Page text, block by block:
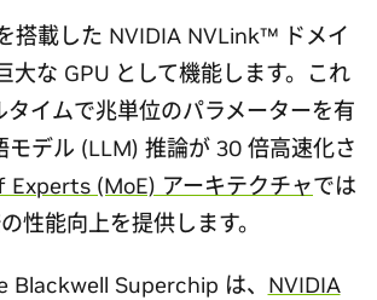
搭載した NVIDIA NVLink™ ドメイ
大な GPU として機能します。これ
タイムで兆単位のパラメーターを有
モデル (LLM) 推論が 30 倍高速化さ
(MoE) アーキテクチャでは
性能向上を提供します。
Blackwell Superchip は、 NVIDIA